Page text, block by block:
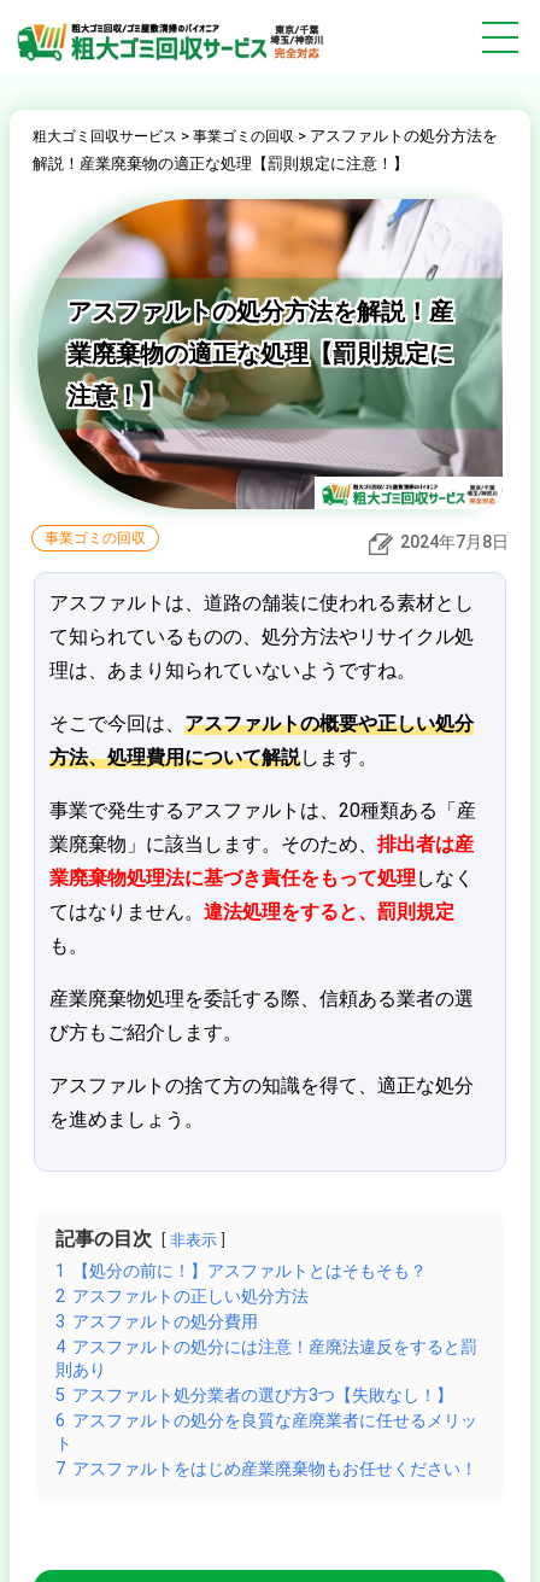
粗大ゴミ回収サービス > 事業ゴミの回収 > アスファルトの処分方法を
解説！産業廃棄物の適正な処理【罰則規定に注意！】
アスファルトの処分方法を解説！産
業廃棄物の適正な処理【罰則規定に
注意！】
事業ゴミの回収 2024年7月8日
アスファルトは、道路の舗装に使われる素材とし
て知られているものの、処分方法やリサイクル処
理は、あまり知られていないようですね。
そこで今回は、 アスファルトの概要や正しい処分
方法、処理費用について解説します。
事業で発生するアスファルトは、20種類ある「産
業廃棄物」に該当します。そのため、 排出者は産
業廃棄物処理法に基づき責任をもって処理 しなく
てはなりません。 違法処理をすると、罰則規定
も。
産業廃棄物処理を委託する際、信頼ある業者の選
び方もご紹介します。
アスファルトの捨て方の知識を得て、適正な処分
を進めましょう。
記事の目次 非表示
1
【処分の前に！】アスファルトとはそもそも？
2 アスファルトの正しい処分方法
3 アスファルトの処分費用
4 アスファルトの処分には注意！産廃法違反をすると罰
則あり
5 アスファルト処分業者の選び方3つ【失敗なし！】
6 アスファルトの処分を良質な産廃業者に任せるメリッ
ト
7 アスファルトをはじめ産業廃棄物もお任せください！